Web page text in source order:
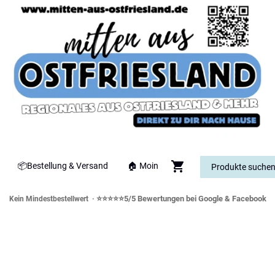
📦Bestellung & Versand 🏠 Moin
Kein Mindestbestellwert · ⭐⭐⭐⭐⭐5/5 Bewertungen bei Google & Facebook